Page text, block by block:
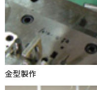
金型製作